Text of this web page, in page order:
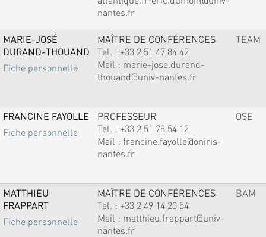
nantes.fr
MARIE-JOSÉ
DURAND-THOUAND
Fiche personnelle
MAÎTRE DE CONFÉRENCES
Tel. : +33 2 51 47 84 42
Mail : marie-jose.durand-
thouand@univ-nantes.fr
TEAM
FRANCINE FAYOLLE
Fiche personnelle
PROFESSEUR
Tel. : +33 2 51 78 54 12
Mail : francine.fayolle@oniris-
nantes.fr
OSE
MATTHIEU
FRAPPART
Fiche personnelle
MAÎTRE DE CONFÉRENCES
Tel. : +33 2 49 14 20 54
Mail : matthieu.frappart@univ-
nantes.fr
BAM